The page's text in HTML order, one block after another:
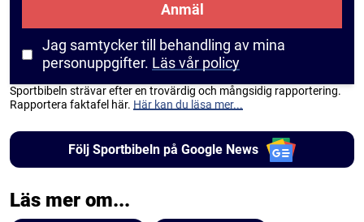
Anmäl
Jag samtycker till behandling av mina
personuppgifter. Läs vår policy
Sportbibeln strävar efter en trovärdig och mångsidig rapportering.
Rapportera faktafel här. Här kan du läsa mer...
Följ Sportbibeln på Google News
Läs mer om...